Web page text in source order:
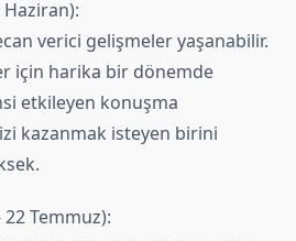
Haziran):
verici gelişmeler yaşanabilir.
için harika bir dönemde
etkileyen konuşma
kazanmak isteyen birini
Temmuz):